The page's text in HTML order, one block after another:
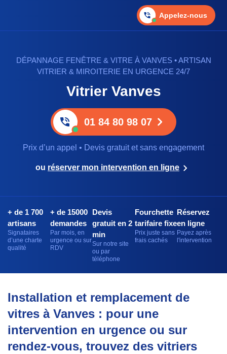
Appelez-nous
DÉPANNAGE FENÊTRE & VITRE À VANVES • ARTISAN
VITRIER & MIROITERIE EN URGENCE 24/7
Vitrier Vanves
01 84 80 98 07
Prix d’un appel • Devis gratuit et sans engagement
ou réserver mon intervention en ligne
+ de 1 700
artisans
Signataires
d’une charte
qualité
+ de 15000
demandes
Par mois, en
urgence ou sur
RDV
Devis
gratuit en 2
min
Sur notre site
ou par
téléphone
Fourchette
tarifaire fixe
Prix juste sans
frais cachés
Réservez
en ligne
Payez après
l'intervention
Installation et remplacement de
vitres à Vanves : pour une
intervention en urgence ou sur
rendez-vous, trouvez des vitriers